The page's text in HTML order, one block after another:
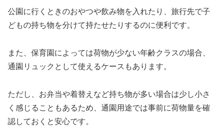
公園に行くときのおやつや飲み物を入れたり、旅行先で子
どもの持ち物を分けて持たせたりするのに便利です。
また、保育園によっては荷物が少ない年齢クラスの場合、
通園リュックとして使えるケースもあります。
ただし、お弁当や着替えなど持ち物が多い場合は少し小さ
く感じることもあるため、通園用途では事前に荷物量を確
認しておくと安心です。